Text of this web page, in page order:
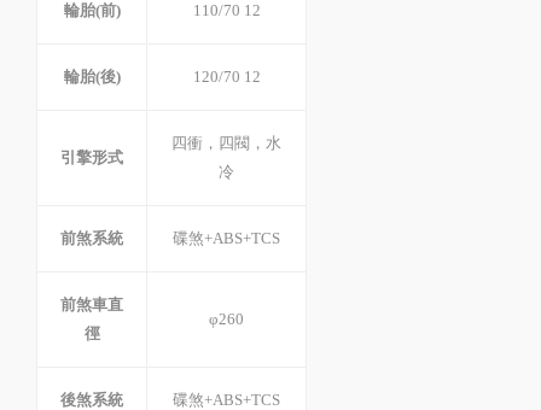
輪胎(前) 110/70 12
輪胎(後) 120/70 12
引擎形式
四衝，四閥，水
冷
前煞系統 碟煞+ABS+TCS
前煞車直
徑
φ260
後煞系統 碟煞+ABS+TCS